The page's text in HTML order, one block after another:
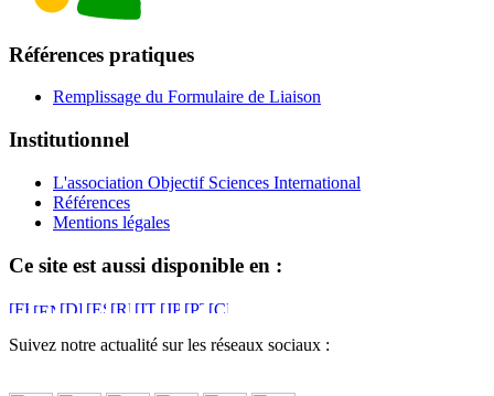
Références pratiques
Remplissage du Formulaire de Liaison
Institutionnel
L'association Objectif Sciences International
Références
Mentions légales
Ce site est aussi disponible en :
Suivez notre actualité sur les réseaux sociaux :